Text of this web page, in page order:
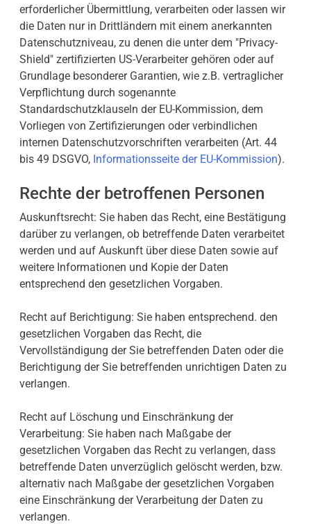
erforderlicher Übermittlung, verarbeiten oder lassen wir
die Daten nur in Drittländern mit einem anerkannten
Datenschutzniveau, zu denen die unter dem "Privacy-
Shield" zertifizierten US-Verarbeiter gehören oder auf
Grundlage besonderer Garantien, wie z.B. vertraglicher
Verpflichtung durch sogenannte
Standardschutzklauseln der EU-Kommission, dem
Vorliegen von Zertifizierungen oder verbindlichen
internen Datenschutzvorschriften verarbeiten (Art. 44
bis 49 DSGVO, Informationsseite der EU-Kommission).
Rechte der betroffenen Personen
Auskunftsrecht: Sie haben das Recht, eine Bestätigung
darüber zu verlangen, ob betreffende Daten verarbeitet
werden und auf Auskunft über diese Daten sowie auf
weitere Informationen und Kopie der Daten
entsprechend den gesetzlichen Vorgaben.
Recht auf Berichtigung: Sie haben entsprechend. den
gesetzlichen Vorgaben das Recht, die
Vervollständigung der Sie betreffenden Daten oder die
Berichtigung der Sie betreffenden unrichtigen Daten zu
verlangen.
Recht auf Löschung und Einschränkung der
Verarbeitung: Sie haben nach Maßgabe der
gesetzlichen Vorgaben das Recht zu verlangen, dass
betreffende Daten unverzüglich gelöscht werden, bzw.
alternativ nach Maßgabe der gesetzlichen Vorgaben
eine Einschränkung der Verarbeitung der Daten zu
verlangen.